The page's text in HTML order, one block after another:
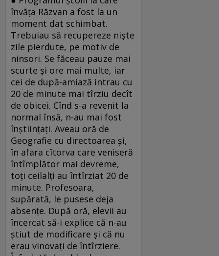
învăța Răzvan a fost la un
moment dat schimbat.
Trebuiau să recupereze niște
zile pierdute, pe motiv de
ninsori. Se făceau pauze mai
scurte și ore mai multe, iar
cei de după-amiază intrau cu
20 de minute mai tîrziu decît
de obicei. Cînd s-a revenit la
normal însă, n-au mai fost
înștiințați. Aveau oră de
Geografie cu directoarea și,
în afara cîtorva care veniseră
întîmplător mai devreme,
toți ceilalți au întîrziat 20 de
minute. Profesoara,
supărată, le pusese deja
absențe. După oră, elevii au
încercat să-i explice că n-au
știut de modificare și că nu
erau vinovați de întîrziere.